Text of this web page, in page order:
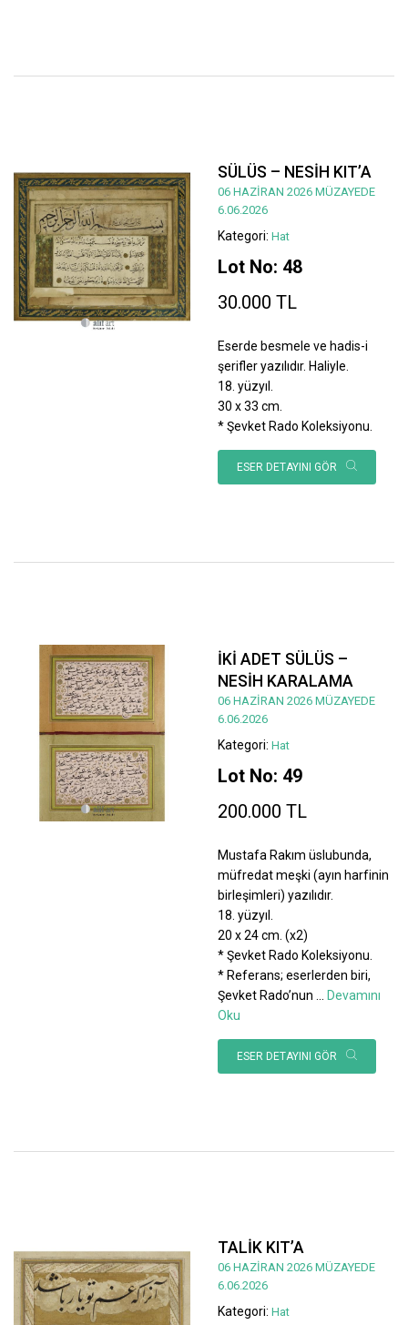
SÜLÜS – NESİH KIT’A
06 HAZİRAN 2026 MÜZAYEDE
6.06.2026
Kategori: Hat
Lot No: 48
30.000 TL
Eserde besmele ve hadis-i
şerifler yazılıdır. Haliyle.
18. yüzyıl.
30 x 33 cm.
* Şevket Rado Koleksiyonu.
ESER DETAYINI GÖR
İKİ ADET SÜLÜS –
NESİH KARALAMA
06 HAZİRAN 2026 MÜZAYEDE
6.06.2026
Kategori: Hat
Lot No: 49
200.000 TL
Mustafa Rakım üslubunda,
müfredat meşki (ayın harfinin
birleşimleri) yazılıdır.
18. yüzyıl.
20 x 24 cm. (x2)
* Şevket Rado Koleksiyonu.
* Referans; eserlerden biri,
Şevket Rado’nun
Devamını
Oku
ESER DETAYINI GÖR
TALİK KIT’A
06 HAZİRAN 2026 MÜZAYEDE
6.06.2026
Kategori: Hat